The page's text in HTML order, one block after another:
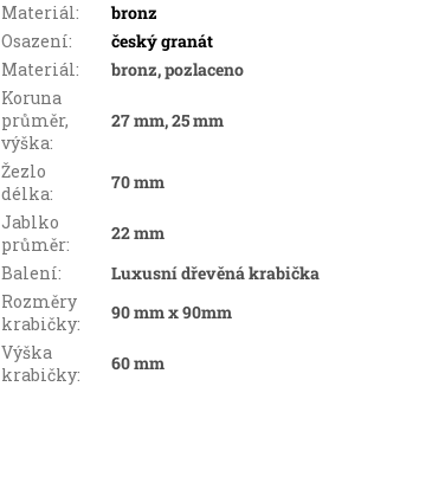
Materiál:
bronz
Osazení:
český granát
Materiál:
bronz, pozlaceno
Koruna
průměr,
výška:
27 mm, 25 mm
Žezlo
délka:
70 mm
Jablko
průměr:
22 mm
Balení:
Luxusní dřevěná krabička
Rozměry
krabičky:
90 mm x 90mm
Výška
krabičky:
60 mm